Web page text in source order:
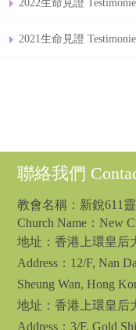
2022生命見證
2021生命見證
聯絡我們
教會名稱：新銳611
Church Name：New
地址： 香港上環皇后
Address：12/F, Nan
Sheung Wan, Hong
地址：香港上環皇后
Address：3/F, Gold